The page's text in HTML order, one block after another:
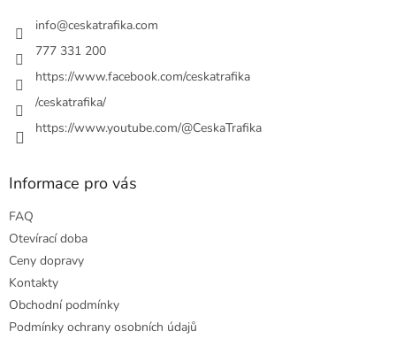
info@ceskatrafika.com
777 331 200
https://www.facebook.com/ceskatrafika
/ceskatrafika/
https://www.youtube.com/@CeskaTrafika
Informace pro vás
FAQ
Otevírací doba
Ceny dopravy
Kontakty
Obchodní podmínky
Podmínky ochrany osobních údajů